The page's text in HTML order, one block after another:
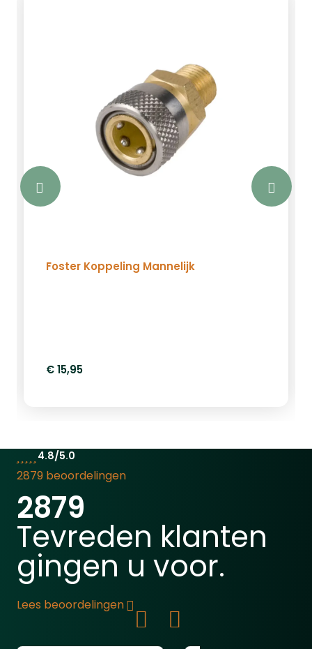
Foster Koppeling Mannelijk
€ 15,95
4.8/5.0
2879 beoordelingen
2879
Tevreden klanten
gingen u voor.
Lees beoordelingen